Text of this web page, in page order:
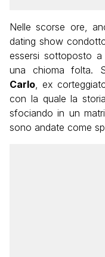
Nelle scorse ore,
dating show
essersi sottoposto a
una chioma folta.
Carlo, ex
con la quale la
sfociando in un
sono andate come